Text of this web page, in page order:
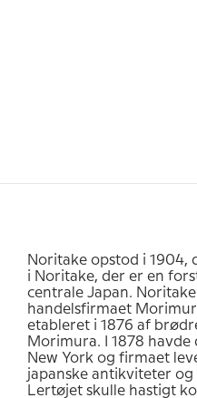
Noritake opstod i 1904,
i Noritake, der er en
centrale Japan.
handelsfirmaet
etableret i 1876 af
Morimura. I 1878
New York og firmaet
japanske antikviteter
Lertøjet skulle hastigt